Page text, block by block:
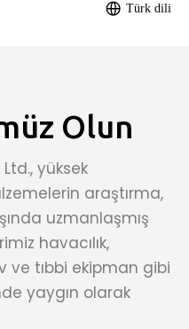
Türk dili
Olun
yüksek
araştırma,
uzmanlaşmış
havacılık,
ve tıbbi ekipman gibi
yaygın olarak